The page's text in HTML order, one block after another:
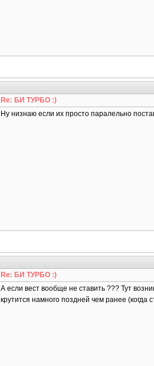
Re: БИ ТУРБО :)
Ну низнаю если их просто паралельно
Re: БИ ТУРБО :)
А если вест вообще не ставить ??? Тут
крутится намного поздней чем ранее